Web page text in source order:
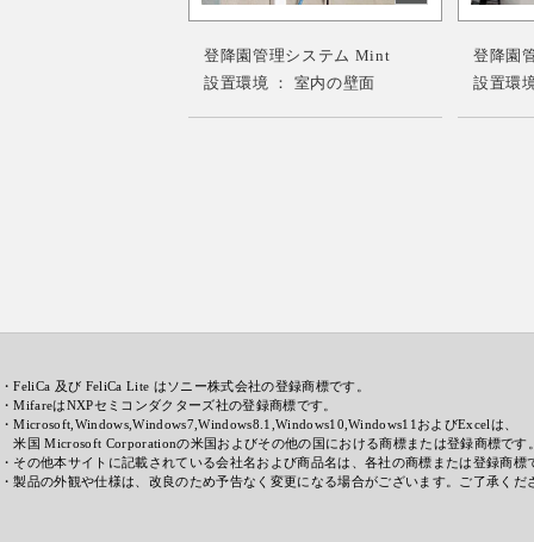
登降園管理システム Mint
設置環境 ： 室内の壁面
登降園
設置環
・FeliCa 及び FeliCa Lite はソニー株式会社の登録商標です。
・MifareはNXPセミコンダクターズ社の登録商標です。
・Microsoft,Windows,Windows7,Windows8.1,Windows10,Windows11およびExcelは、
米国 Microsoft Corporationの米国およびその他の国における商標または登録商標です
・その他本サイトに記載されている会社名および商品名は、各社の商標または登録商標
・製品の外観や仕様は、改良のため予告なく変更になる場合がございます。ご了承くだ